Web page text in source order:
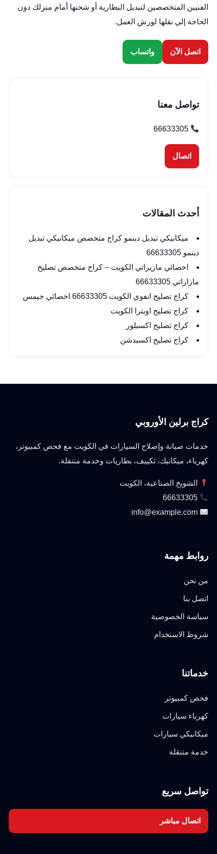
الفنيين المتخصصين لتبديل البطارية أو شحنها أمام منزلك دون
الحاجة إلي نقلها لورش العمل.
اتصل الآن واتساب
تواصل معنا
66633305
اتصال
أحدث المقالات
ميكانيكي تبديل دينمو كراج متخصص ميكانيكي تبديل
دينمو 66633305
اخصائي مازيراتي الكويت – كراج متخصص تصليح
مازاراتي 66633305
كراج تصليح انفوي الكويت 66633305 اخصائي جيمس
كراج تصليح اوبترا الكويت
كراج تصليح اكسبلور
كراج تصليح اكسبدشن
كراج برلين الأوروبي
خدمات صيانة وإصلاح السيارات في الكويت مع فحص كمبيوتر،
كهرباء، ميكانيك، تكييف، بطاريات وخدمة متنقلة.
الشويخ الصناعية، الكويت
66633305
info@example.com
روابط مهمة
من نحن
اتصل بنا
سياسة الخصوصية
شروط الاستخدام
خدماتنا
فحص كمبيوتر
كهرباء سيارات
ميكانيكي سيارات
خدمة متنقلة
تواصل سريع
اتصال مباشر